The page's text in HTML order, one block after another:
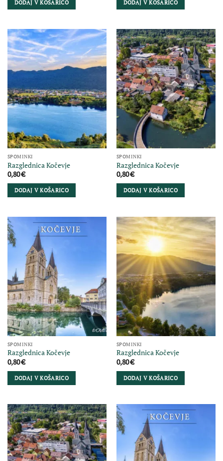
DODAJ V KOŠARICO DODAJ V KOŠARICO
SPOMINKI
Razglednica Kočevje
0,80€
DODAJ V KOŠARICO
SPOMINKI
Razglednica Kočevje
0,80€
DODAJ V KOŠARICO
SPOMINKI
Razglednica Kočevje
0,80€
DODAJ V KOŠARICO
SPOMINKI
Razglednica Kočevje
0,80€
DODAJ V KOŠARICO